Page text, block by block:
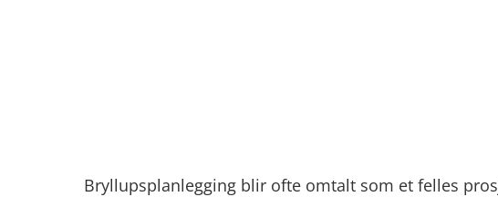
Bryllupsplanlegging blir ofte omtalt som et felles